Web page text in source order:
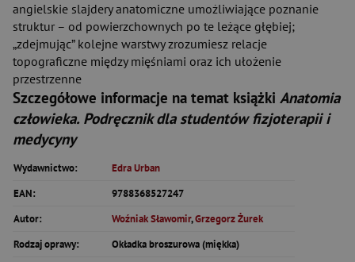
angielskie slajdery anatomiczne umożliwiające poznanie
struktur – od powierzchownych po te leżące głębiej;
„zdejmując” kolejne warstwy zrozumiesz relacje
topograficzne między mięśniami oraz ich ułożenie
przestrzenne
Szczegółowe informacje na temat książki Anatomia
człowieka. Podręcznik dla studentów fizjoterapii i
medycyny
Wydawnictwo:
Edra Urban
EAN:
9788368527247
Autor:
Woźniak Sławomir,Grzegorz Żurek
Rodzaj oprawy:
Okładka broszurowa (miękka)